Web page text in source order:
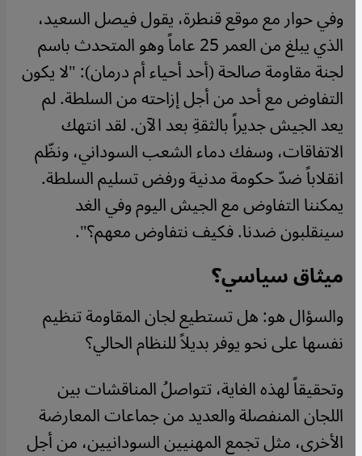
وفي حوار مع موقع قنطرة، يقول فيصل السعيد،
الذي يبلغ من العمر 25 عاماً وهو المتحدث باسم
لجنة مقاومة صالحة (أحد أحياء أم درمان): "لا يكون
التفاوض مع أحد من أجل إزاحته من السلطة. لم
يعد الجيش جديراً بالثقةِ بعد الآن. لقد انتهك
الاتفاقات، وسفك دماء الشعب السوداني، ونظّم
انقلاباً ضدّ حكومة مدنية ورفض تسليم السلطة.
يمكننا التفاوض مع الجيش اليوم وفي الغد
سينقلبون ضدنا. فكيف نتفاوض معهم؟".
ميثاق سياسي؟
والسؤال هو: هل تستطيع لجان المقاومة تنظيم
نفسها على نحو يوفر بديلاً للنظام الحالي؟
وتحقيقاً لهذه الغاية، تتواصلُ المناقشات بين
اللجان المنفصلة والعديد من جماعات المعارضة
الأخرى، مثل تجمع المهنيين السودانيين، من أجل